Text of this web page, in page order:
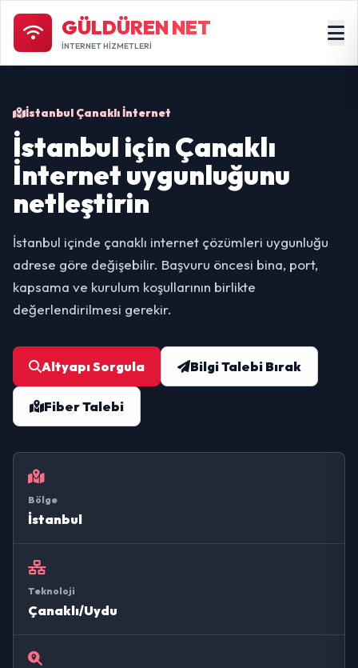
GÜLDÜREN NET
İNTERNET HİZMETLERİ
İstanbul Çanaklı İnternet
İstanbul için Çanaklı
İnternet uygunluğunu
netleştirin
İstanbul içinde çanaklı internet çözümleri uygunluğu
adrese göre değişebilir. Başvuru öncesi bina, port,
kapsama ve kurulum koşullarının birlikte
değerlendirilmesi gerekir.
Altyapı Sorgula Bilgi Talebi Bırak
Fiber Talebi
Bölge
İstanbul
Teknoloji
Çanaklı/Uydu